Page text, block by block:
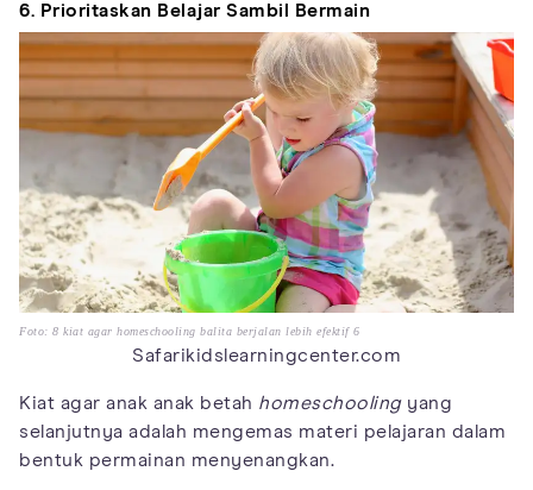
6. Prioritaskan Belajar Sambil Bermain
Foto: 8 kiat agar homeschooling balita berjalan lebih efektif 6
Safarikidslearningcenter.com
Kiat agar anak anak betah homeschoolingyang
selanjutnya adalah mengemas materi pelajaran dalam
bentuk permainan menyenangkan.